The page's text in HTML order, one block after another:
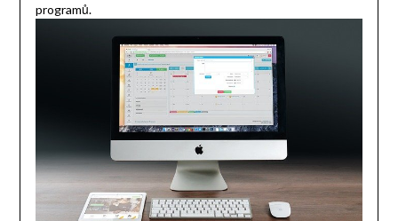
programů.